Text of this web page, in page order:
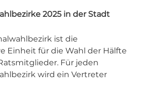
2025 in der Stadt
ist die
Einheit für die Wahl der Hälfte
Für jeden
wird ein Vertreter